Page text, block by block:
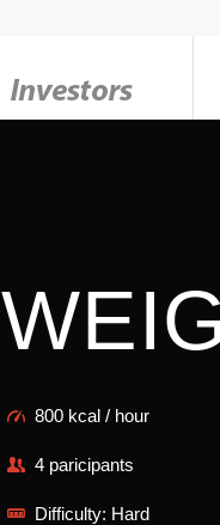
800 kcal / hour
4 paricipants
Difficulty: Hard